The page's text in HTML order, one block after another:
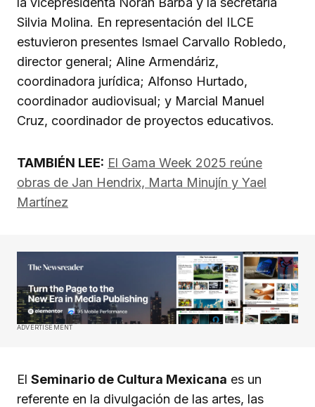
Silvia Molina. En representación del ILCE
estuvieron presentes Ismael Carvallo Robledo,
director general; Aline Armendáriz,
coordinadora jurídica; Alfonso Hurtado,
coordinador audiovisual; y Marcial Manuel
Cruz, coordinador de proyectos educativos.
TAMBIÉN LEE: El Gama Week 2025 reúne
obras de Jan Hendrix, Marta Minujín y Yael
Martínez
ADVERTISEMENT
El Seminario de Cultura Mexicana es un
referente en la divulgación de las artes, las